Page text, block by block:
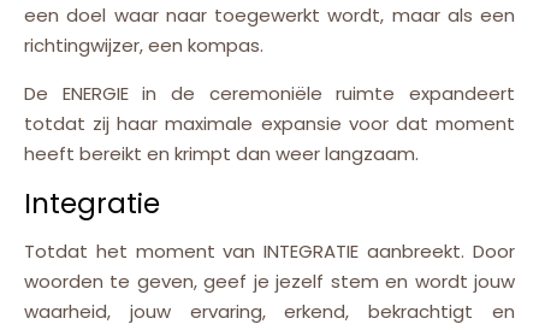
een doel waar naar toegewerkt wordt, maar als een
richtingwijzer, een kompas.
De ENERGIE in de ceremoniële ruimte expandeert
totdat zij haar maximale expansie voor dat moment
heeft bereikt en krimpt dan weer langzaam.
Integratie
Totdat het moment van INTEGRATIE aanbreekt. Door
woorden te geven, geef je jezelf stem en wordt jouw
waarheid, jouw ervaring, erkend, bekrachtigt en